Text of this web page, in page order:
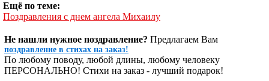
Ещё по теме:
Поздравления с днем ангела Михаилу
Не нашли нужное поздравление? Предлагаем Вам
поздравление в стихах на заказ!
По любому поводу, любой длины, любому человеку
ПЕРСОНАЛЬНО! Стихи на заказ - лучший подарок!